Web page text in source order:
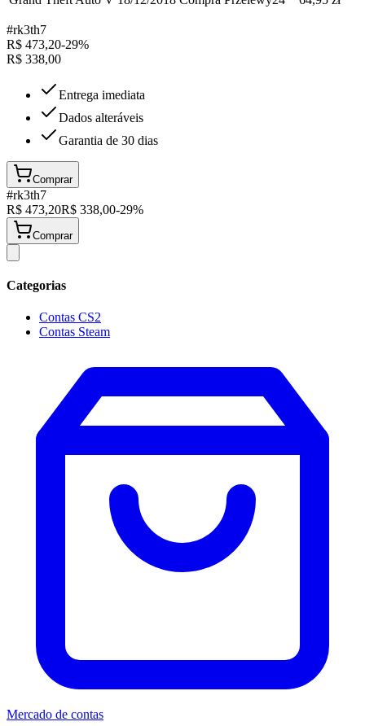
#rk3th7
R$ 473,20-29%
R$ 338,00
Entrega imediata
Dados alteráveis
Garantia de 30 dias
Comprar
#rk3th7
R$ 473,20R$ 338,00-29%
Comprar
Categorias
Contas CS2
Contas Steam
Mercado de contas